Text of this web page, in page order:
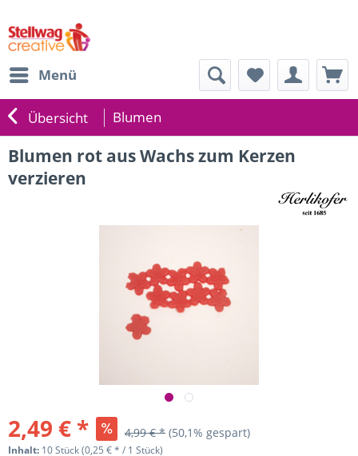
Menü
Übersicht Blumen
Blumen rot aus Wachs zum Kerzen
verzieren
2,49 € * 4,99 € * (50,1% gespart)
Inhalt: 10 Stück (0,25 € * / 1 Stück)